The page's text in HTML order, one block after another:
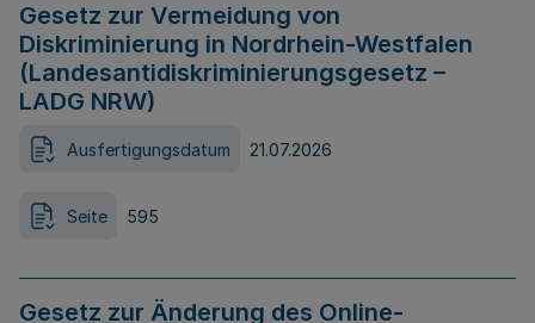
Gesetz zur Vermeidung von
Diskriminierung in Nordrhein-Westfalen
(Landesantidiskriminierungsgesetz –
LADG NRW)
Ausfertigungsdatum 21.07.2026
Seite 595
Gesetz zur Änderung des Online-